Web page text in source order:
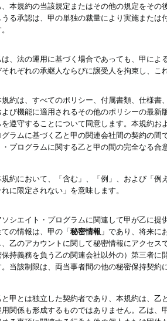
、本規約の当該規定またはその他の規定をそ
うる承認は、甲の単独の裁量により実施また
は、法の運用に基づく場合であっても、甲によ
それぞれの承継人ならびに譲受人を拘束し、こ
規約は、すべてのポリシー、付属書類、仕様書
よび機能に適用されるその他のポリシーの最
を遵守することについて同意します。本規約
グラムに基づく乙と甲の関連会社間の契約の
・プログラムに関する乙と甲の間の完全なる合
規約において、「含む」、「例」、および「例
れに限定されない」を意味します。
ソシエイト・プログラムに関連して甲が乙に
ての情報は、甲の「秘密情報 」であり、将来に
、乙のアカウントに関して秘密情報にアクセ
保持義務を負う乙の関連会社以外の）第三者に
。当該制限は、両当事者間の他の秘密保持契約
と甲とは独立した契約者であり、本規約は、
用関係も形成するものではありません。乙は